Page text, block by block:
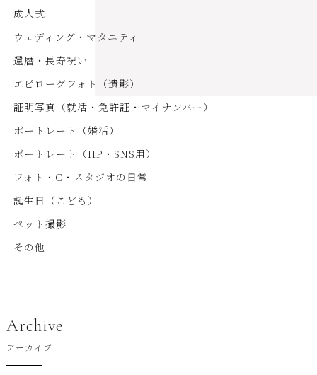
成人式
ウェディング・マタニティ
還暦・長寿祝い
エピローグフォト（遺影）
証明写真（就活・免許証・マイナンバー）
ポートレート（婚活）
ポートレート（HP・SNS用）
フォト・C・スタジオの日常
誕生日（こども）
ペット撮影
その他
Archive
アーカイブ